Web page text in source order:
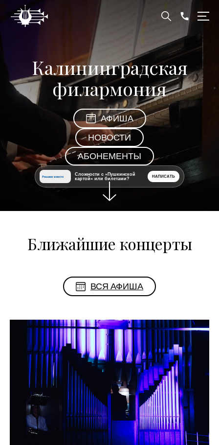
Калининградская
филармония
АФИША
НОВОСТИ
АБОНЕМЕНТЫ
Решаем вместе
Сложности с «Пушкинской
картой» или билетами?
НАПИСАТЬ
Ближайшие концерты
ВСЯ АФИША